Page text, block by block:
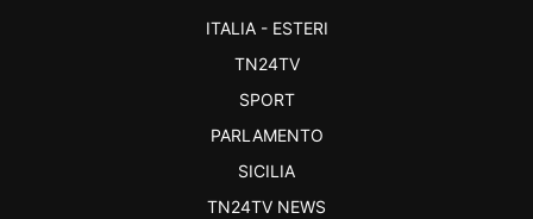
ITALIA - ESTERI
TN24TV
SPORT
PARLAMENTO
SICILIA
TN24TV NEWS